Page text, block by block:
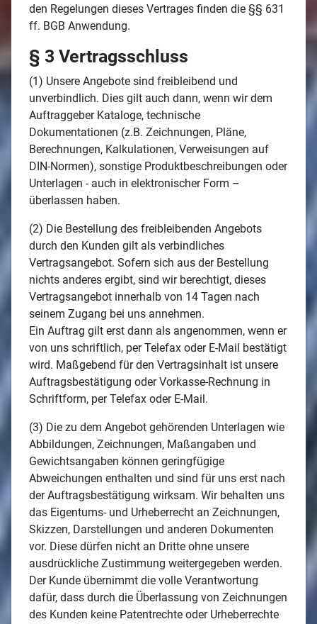
den Regelungen dieses Vertrages finden die §§ 631
ff. BGB Anwendung.
§ 3 Vertragsschluss
(1) Unsere Angebote sind freibleibend und
unverbindlich. Dies gilt auch dann, wenn wir dem
Auftraggeber Kataloge, technische
Dokumentationen (z.B. Zeichnungen, Pläne,
Berechnungen, Kalkulationen, Verweisungen auf
DIN-Normen), sonstige Produktbeschreibungen oder
Unterlagen - auch in elektronischer Form –
überlassen haben.
(2) Die Bestellung des freibleibenden Angebots
durch den Kunden gilt als verbindliches
Vertragsangebot. Sofern sich aus der Bestellung
nichts anderes ergibt, sind wir berechtigt, dieses
Vertragsangebot innerhalb von 14 Tagen nach
seinem Zugang bei uns annehmen.
Ein Auftrag gilt erst dann als angenommen, wenn er
von uns schriftlich, per Telefax oder E-Mail bestätigt
wird. Maßgebend für den Vertragsinhalt ist unsere
Auftragsbestätigung oder Vorkasse-Rechnung in
Schriftform, per Telefax oder E-Mail.
(3) Die zu dem Angebot gehörenden Unterlagen wie
Abbildungen, Zeichnungen, Maßangaben und
Gewichtsangaben können geringfügige
Abweichungen enthalten und sind für uns erst nach
der Auftragsbestätigung wirksam. Wir behalten uns
das Eigentums- und Urheberrecht an Zeichnungen,
Skizzen, Darstellungen und anderen Dokumenten
vor. Diese dürfen nicht an Dritte ohne unsere
ausdrückliche Zustimmung weitergegeben werden.
Der Kunde übernimmt die volle Verantwortung
dafür, dass durch die Überlassung von Zeichnungen
des Kunden keine Patentrechte oder Urheberrechte